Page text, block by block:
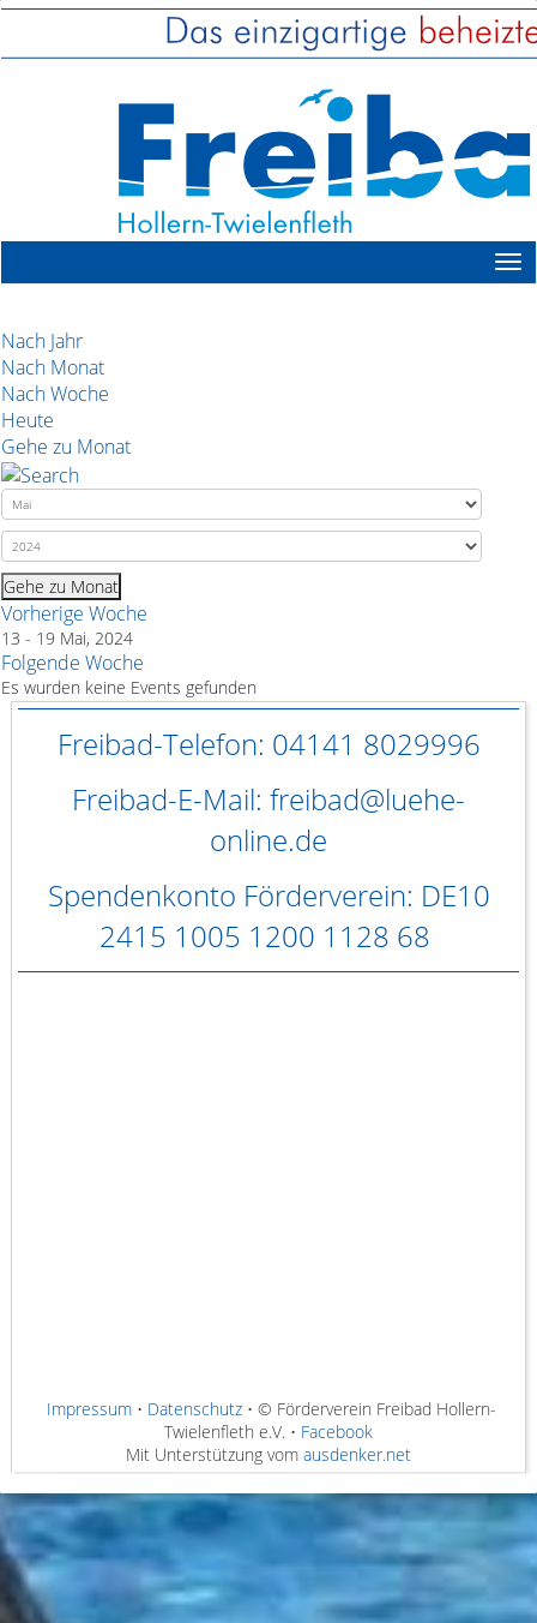
Nach Jahr
Nach Monat
Nach Woche
Heute
Gehe zu Monat
Gehe zu Monat
Vorherige Woche
13 - 19 Mai, 2024
Folgende Woche
Es wurden keine Events gefunden
Freibad-Telefon: 04141 8029996
Freibad-E-Mail: freibad@luehe-
online.de
Spendenkonto Förderverein: DE10
2415 1005 1200 1128 68
Impressum• Datenschutz• © Förderverein Freibad Hollern-
Twielenfleth e.V. • Facebook
Mit Unterstützung vom ausdenker.net